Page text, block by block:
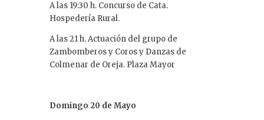
A las 19:30 h. Concurso de Cata.
Hospedería Rural.
A las 21 h. Actuación del grupo de
Zambomberos y Coros y Danzas de
Colmenar de Oreja. Plaza Mayor
Domingo 20 de Mayo